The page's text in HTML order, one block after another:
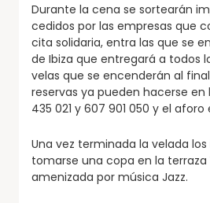
Durante la cena se sortearán
cedidos por las empresas que
cita solidaria, entra las que se
de Ibiza que entregará a todos
velas que se encenderán al
reservas ya pueden hacerse
435 021 y 607 901 050 y el
Una vez terminada la velada
tomarse una copa en la terraza
amenizada por música Jazz.